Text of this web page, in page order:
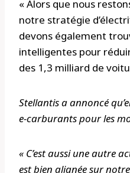
« Alors que nous
notre stratégie
devons également
intelligentes pour
des 1,3 milliard de
Stellantis a annoncé
e-carburants pour les
« C’est aussi une autre
est bien alignée sur